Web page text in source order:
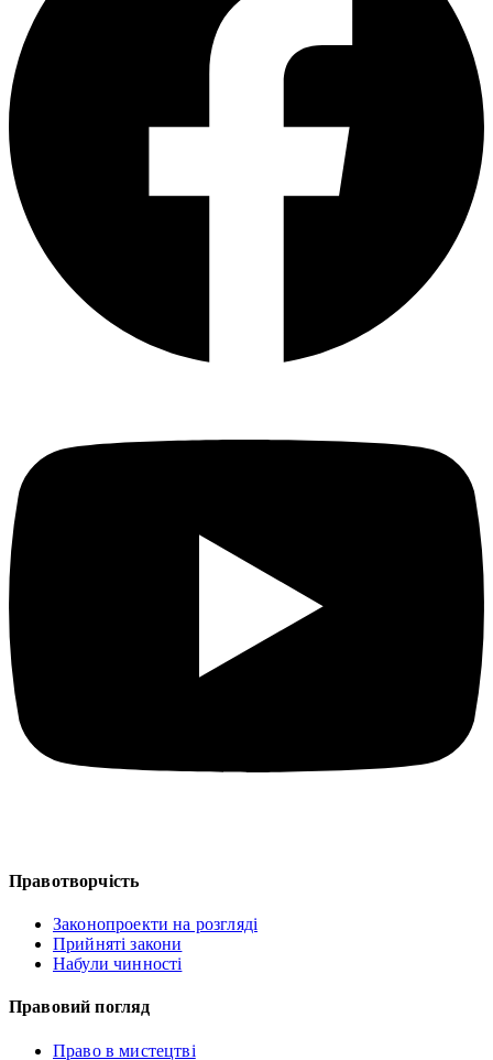
Правотворчість
Законопроекти на розгляді
Прийняті закони
Набули чинності
Правовий погляд
Право в мистецтві